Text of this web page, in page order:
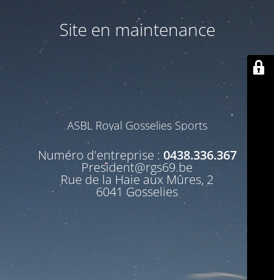
Site en maintenance
ASBL Royal Gosselies Sports
Numéro d'entreprise : 0438.336.367
President@rgs69.be
Rue de la Haie aux Mûres, 2
6041 Gosselies